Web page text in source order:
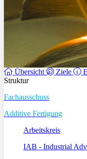
Übersicht Ziele
Struktur
Fachausschuss
Additive Fertigung
Arbeitskreis
IAB - Industrial